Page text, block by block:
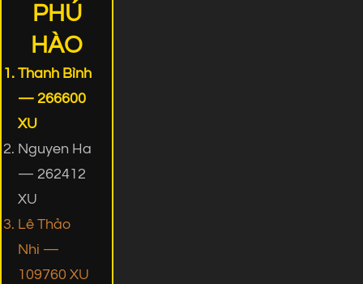
PHÚ
HÀO
Thanh Bình
— 266600
XU
Nguyen Ha
— 262412
XU
Lê Thảo
Nhi —
109760 XU